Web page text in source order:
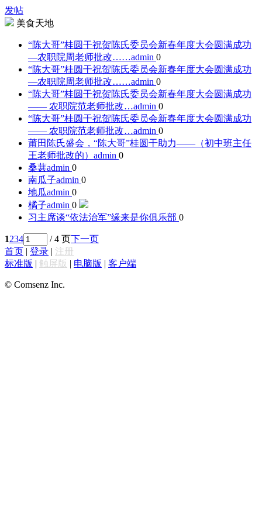
发帖
美食天地
“陈大哥”桂圆干祝贺陈氏委员会新春年度大会圆满成功
—农职院周老师批改……admin 0
“陈大哥”桂圆干祝贺陈氏委员会新春年度大会圆满成功
—农职院周老师批改……admin 0
“陈大哥”桂圆干祝贺陈氏委员会新春年度大会圆满成功
—— 农职院范老师批改…admin 0
“陈大哥”桂圆干祝贺陈氏委员会新春年度大会圆满成功
—— 农职院范老师批改…admin 0
莆田陈氏盛会，“陈大哥”桂圆干助力——（初中班主任
王老师批改的） admin 0
桑葚admin 0
南瓜子admin 0
地瓜admin 0
橘子admin 0
习主席谈“依法治军”缘来是你俱乐部 0
1234 / 4 页下一页
首页 | 登录 | 注册
标准版 | 触屏版 | 电脑版 | 客户端
© Comsenz Inc.